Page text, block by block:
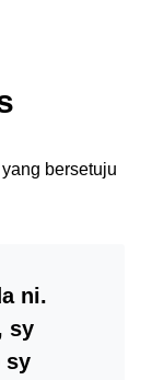
bersetuju
ni.
sy
sy